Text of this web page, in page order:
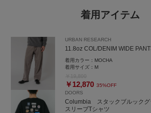
着用アイテム
URBAN RESEARCH
11.8oz COL/DENIM WIDE
着用カラー： MOCHA
着用サイズ： M
￥12,870 35%OFF
DOORS
Columbia スタックブルックグ
スリーブTシャツ